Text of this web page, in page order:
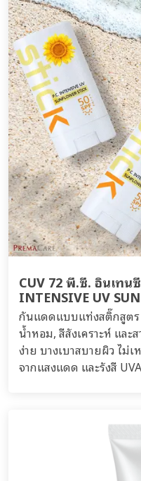
CUV 72 พี.ซี. อินเทน
INTENSIVE UV
กันแดดแบบแท่งสติ๊กสูตร
น้ำหอม, สีสังเคราะห์ และ
ง่าย บางเบาสบายผิว ไม่
จากแสงแดด และรังสี